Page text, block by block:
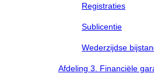
Registraties
Sublicentie
Wederzijdse
Afdeling 3. Financiële